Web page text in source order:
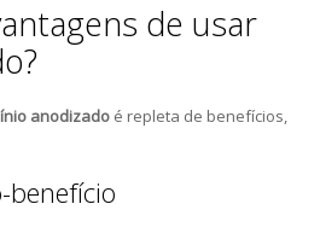
de usar
anodizado é repleta de benefícios,
benefício